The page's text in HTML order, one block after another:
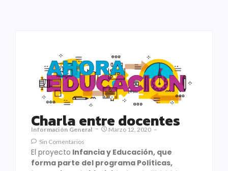
Charla entre docentes
Información General
Marzo 12, 2020
Sin Comentarios
El proyecto Infancia y Educación, que
forma parte del programa Políticas,